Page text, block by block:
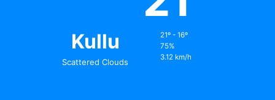
Kullu
Scattered Clouds
21º - 16º
75%
3.12 km/h